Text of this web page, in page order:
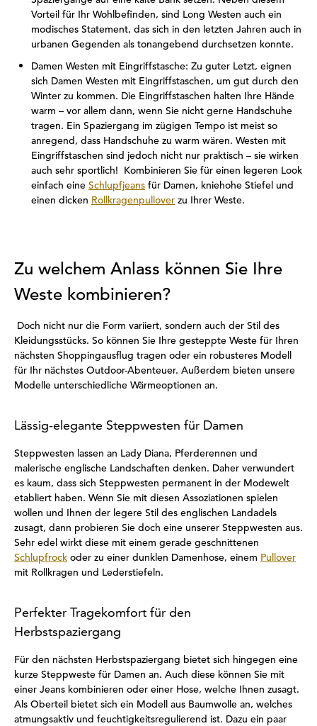
Vorteil für Ihr Wohlbefinden, sind Long Westen auch ein
modisches Statement, das sich in den letzten Jahren auch in
urbanen Gegenden als tonangebend durchsetzen konnte.
Damen Westen mit Eingriffstasche: Zu guter Letzt, eignen
sich Damen Westen mit Eingriffstaschen, um gut durch den
Winter zu kommen. Die Eingriffstaschen halten Ihre Hände
warm – vor allem dann, wenn Sie nicht gerne Handschuhe
tragen. Ein Spaziergang im zügigen Tempo ist meist so
anregend, dass Handschuhe zu warm wären. Westen mit
Eingriffstaschen sind jedoch nicht nur praktisch – sie wirken
auch sehr sportlich! Kombinieren Sie für einen legeren Look
einfach eine Schlupfjeans für Damen, kniehohe Stiefel und
einen dicken Rollkragenpullover zu Ihrer Weste.
Zu welchem Anlass können Sie Ihre
Weste kombinieren?
Doch nicht nur die Form variiert, sondern auch der Stil des
Kleidungsstücks. So können Sie Ihre gesteppte Weste für Ihren
nächsten Shoppingausflug tragen oder ein robusteres Modell
für Ihr nächstes Outdoor-Abenteuer. Außerdem bieten unsere
Modelle unterschiedliche Wärmeoptionen an.
Lässig-elegante Steppwesten für Damen
Steppwesten lassen an Lady Diana, Pferderennen und
malerische englische Landschaften denken. Daher verwundert
es kaum, dass sich Steppwesten permanent in der Modewelt
etabliert haben. Wenn Sie mit diesen Assoziationen spielen
wollen und Ihnen der legere Stil des englischen Landadels
zusagt, dann probieren Sie doch eine unserer Steppwesten aus.
Sehr edel wirkt diese mit einem gerade geschnittenen
Schlupfrock oder zu einer dunklen Damenhose, einem Pullover
mit Rollkragen und Lederstiefeln.
Perfekter Tragekomfort für den
Herbstspaziergang
Für den nächsten Herbstspaziergang bietet sich hingegen eine
kurze Steppweste für Damen an. Auch diese können Sie mit
einer Jeans kombinieren oder einer Hose, welche Ihnen zusagt.
Als Oberteil bietet sich ein Modell aus Baumwolle an, welches
atmungsaktiv und feuchtigkeitsregulierend ist. Dazu ein paar